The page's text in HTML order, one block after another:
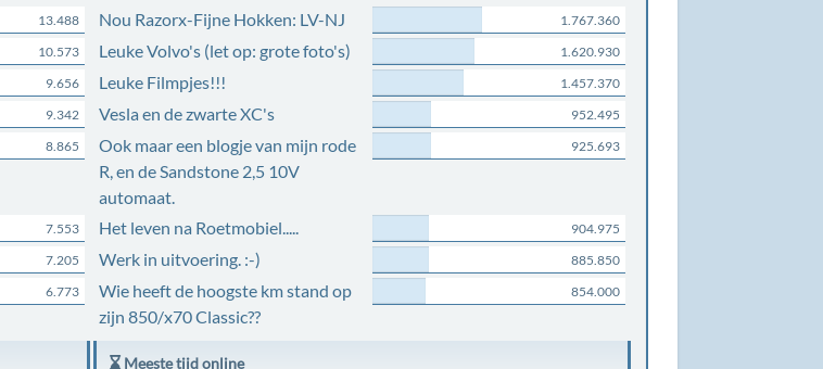
13.488
10.573
9.656
9.342
8.865
7.553
7.205
6.773
Nou Razorx-Fijne Hokken: LV-NJ 1.767.360
Leuke Volvo's (let op: grote foto's) 1.620.930
Leuke Filmpjes!!! 1.457.370
Vesla en de zwarte XC's 952.495
Ook maar een blogje van mijn rode
R, en de Sandstone 2,5 10V
automaat.
925.693
Het leven na Roetmobiel..... 904.975
Werk in uitvoering. :-) 885.850
Wie heeft de hoogste km stand op
zijn 850/x70 Classic??
854.000
Meeste tijd online